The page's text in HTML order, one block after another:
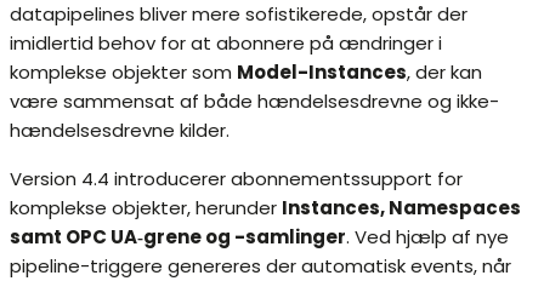
datapipelines bliver mere sofistikerede, opstår der
imidlertid behov for at abonnere på ændringer i
komplekse objekter som Model-Instances, der kan
være sammensat af både hændelsesdrevne og ikke-
hændelsesdrevne kilder.
Version 4.4 introducerer abonnementssupport for
komplekse objekter, herunder Instances, Namespaces
samt OPC UA‑grene og -samlinger. Ved hjælp af nye
pipeline-triggere genereres der automatisk events, når